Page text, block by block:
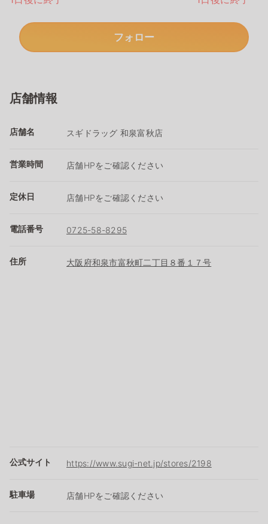
フォロー
店舗情報
店舗名 スギドラッグ 和泉富秋店
営業時間 店舗HPをご確認ください
定休日 店舗HPをご確認ください
電話番号 0725-58-8295
住所 大阪府和泉市富秋町二丁目８番１７号
公式サイト https://www.sugi-net.jp/stores/2198
駐車場 店舗HPをご確認ください